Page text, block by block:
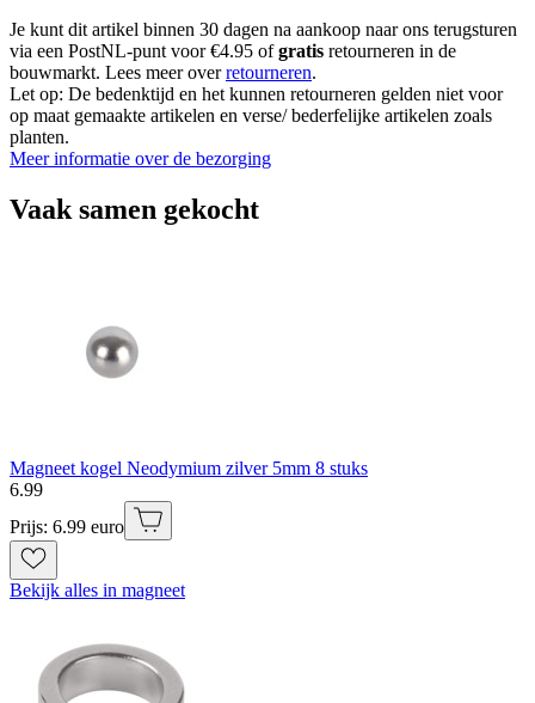
Je kunt dit artikel binnen 30 dagen na aankoop naar ons terugsturen
via een PostNL-punt voor €4.95 ofgratis retourneren in de
bouwmarkt. Lees meer overretourneren.
Let op: De bedenktijd en het kunnen retourneren gelden niet voor
op maat gemaakte artikelen en verse/ bederfelijke artikelen zoals
planten.
Meer informatie over de bezorging
Vaak samen gekocht
Magneet kogel Neodymium zilver 5mm 8 stuks
6.99
Prijs: 6.99 euro
Bekijk alles in magneet